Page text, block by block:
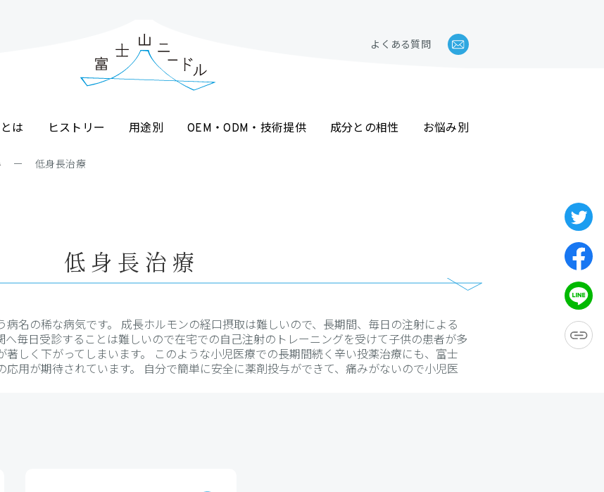
よくある質問
は ヒストリー 用途別 OEM・ODM・技術提供 成分との相性 お悩み別
ー 低身長治療
低身長治療
名の稀な病気です。 成長ホルモンの経口摂取は難しいので、長期間、毎日の注射による
毎日受診することは難しいので在宅での自己注射のトレーニングを受けて子供の患者が多
しく下がってしまいます。 このような小児医療での長期間続く辛い投薬治療にも、富士
用が期待されています。 自分で簡単に安全に薬剤投与ができて、痛みがないので小児医